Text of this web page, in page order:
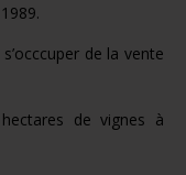
de la vente
de vignes à